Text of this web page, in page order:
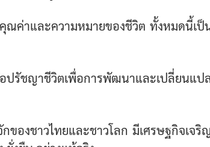
ณค่าและความหมายของชีวิต ทั้งหมดนี้เป็
ชญาชีวิตเพื่อการพัฒนาและเปลี่ยนแป
องชาวไทยและชาวโลก มีเศรษฐกิจเจริ